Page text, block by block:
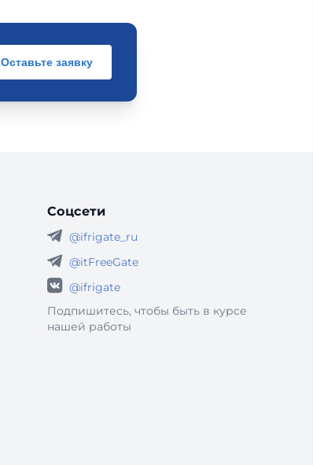
Оставьте заявку
Соцсети
@ifrigate_ru
@itFreeGate
@ifrigate
Подпишитесь, чтобы быть в курсе
нашей работы